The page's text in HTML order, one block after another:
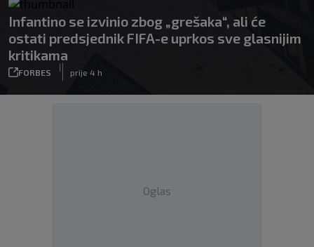
Infantino se izvinio zbog „grešaka“, ali će
ostati predsjednik FIFA-e uprkos sve glasnijim
kritikama
FORBES
|
prije 4 h
Oglas